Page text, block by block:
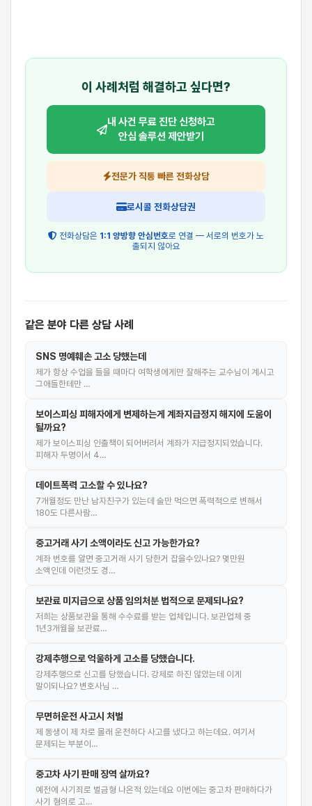
이 사례처럼 해결하고 싶다면?
내 사건 무료 진단 신청하고
안심 솔루션 제안받기
전문가 직통 빠른 전화상담
로시콜 전화상담권
전화상담은 1:1 양방향 안심번호로 연결 — 서로의 번호가 노
출되지 않아요
같은 분야 다른 상담 사례
SNS 명예훼손 고소 당했는데
제가 항상 수업을 들을 때마다 여학생에게만 잘해주는 교수님이 계시고
그애들한테만 …
보이스피싱 피해자에게 변제하는게 계좌지급정지 해지에 도움이
될까요?
제가 보이스피싱 인출책이 되어버려서 계좌가 지급정지되었습니다.
피해자 두명이서 4…
데이트폭력 고소할 수 있나요?
7개월정도 만난 남자친구가 있는데 술만 먹으면 폭력적으로 변해서
180도 다른사람…
중고거래 사기 소액이라도 신고 가능한가요?
계좌 번호를 알면 중고거래 사기 당한거 잡을수있나요? 몇만원
소액인데 이런것도 경…
보관료 미지급으로 상품 임의처분 법적으로 문제되나요?
저희는 상품보관을 통해 수수료를 받는 업체입니다. 보관업체 중
1년3개월을 보관료…
강제추행으로 억울하게 고소를 당했습니다.
강제추행으로 신고를 당했습니다. 강제로 하진 않았는데 이게
말이되나요? 변호사님 …
무면허운전 사고시 처벌
제 동생이 제 차로 몰래 운전하다 사고를 냈다고 하는데요. 여기서
문제되는 부분이…
중고차 사기 판매 징역 살까요?
예전에 사기죄로 벌금형 나온적 있는데요 이번에는 중고차 판매하다가
사기 혐의로 고…